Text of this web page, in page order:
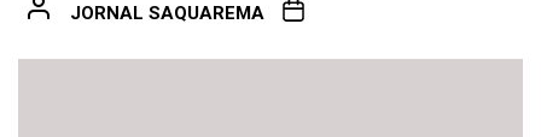
JORNAL SAQUAREMA